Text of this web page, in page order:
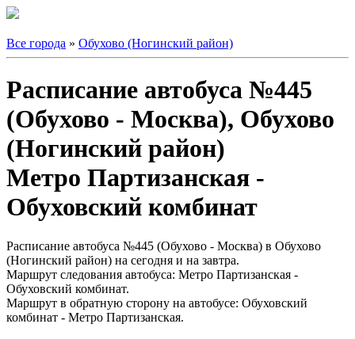
Все города » Обухово (Ногинский район)
Расписание автобуса №445
(Обухово - Москва), Обухово
(Ногинский район)
Метро Партизанская -
Обуховский комбинат
Расписание автобуса №445 (Обухово - Москва) в Обухово
(Ногинский район) на сегодня и на завтра.
Маршрут следования автобуса: Метро Партизанская -
Обуховский комбинат.
Маршрут в обратную сторону на автобусе: Обуховский
комбинат - Метро Партизанская.